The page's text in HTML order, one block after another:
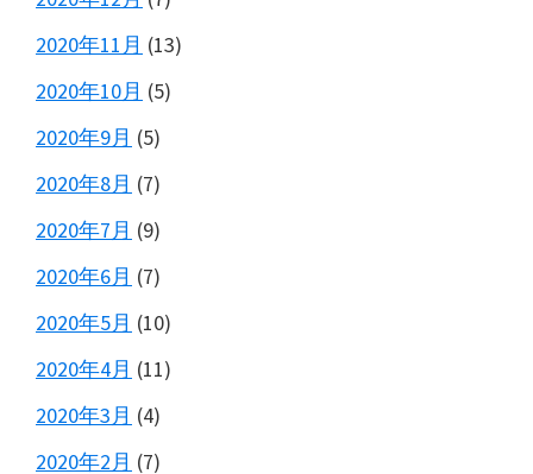
2020年11月 (13)
2020年10月 (5)
2020年9月 (5)
2020年8月 (7)
2020年7月 (9)
2020年6月 (7)
2020年5月 (10)
2020年4月 (11)
2020年3月 (4)
2020年2月 (7)